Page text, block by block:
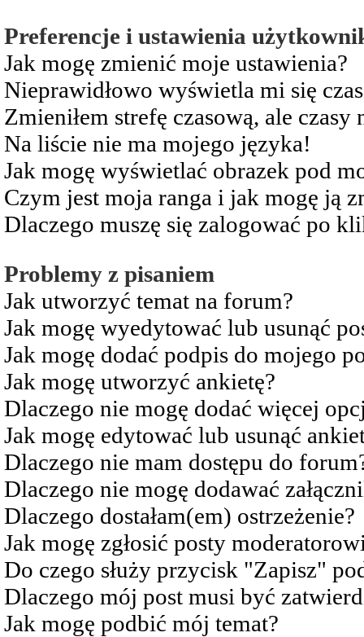
Preferencje i ustawienia
Jak mogę zmienić moje ustawienia?
Nieprawidłowo wyświetla mi się
Zmieniłem strefę czasową, ale czasy
Na liście nie ma mojego języka!
Jak mogę wyświetlać obrazek pod
Czym jest moja ranga i jak mogę ją
Dlaczego muszę się zalogować po
Problemy z pisaniem
Jak utworzyć temat na forum?
Jak mogę wyedytować lub usunąć
Jak mogę dodać podpis do mojego
Jak mogę utworzyć ankietę?
Dlaczego nie mogę dodać więcej
Jak mogę edytować lub usunąć
Dlaczego nie mam dostępu do
Dlaczego nie mogę dodawać
Dlaczego dostałam(em) ostrzeżenie?
Jak mogę zgłosić posty
Do czego służy przycisk "Zapisz"
Dlaczego mój post musi być
Jak mogę podbić mój temat?